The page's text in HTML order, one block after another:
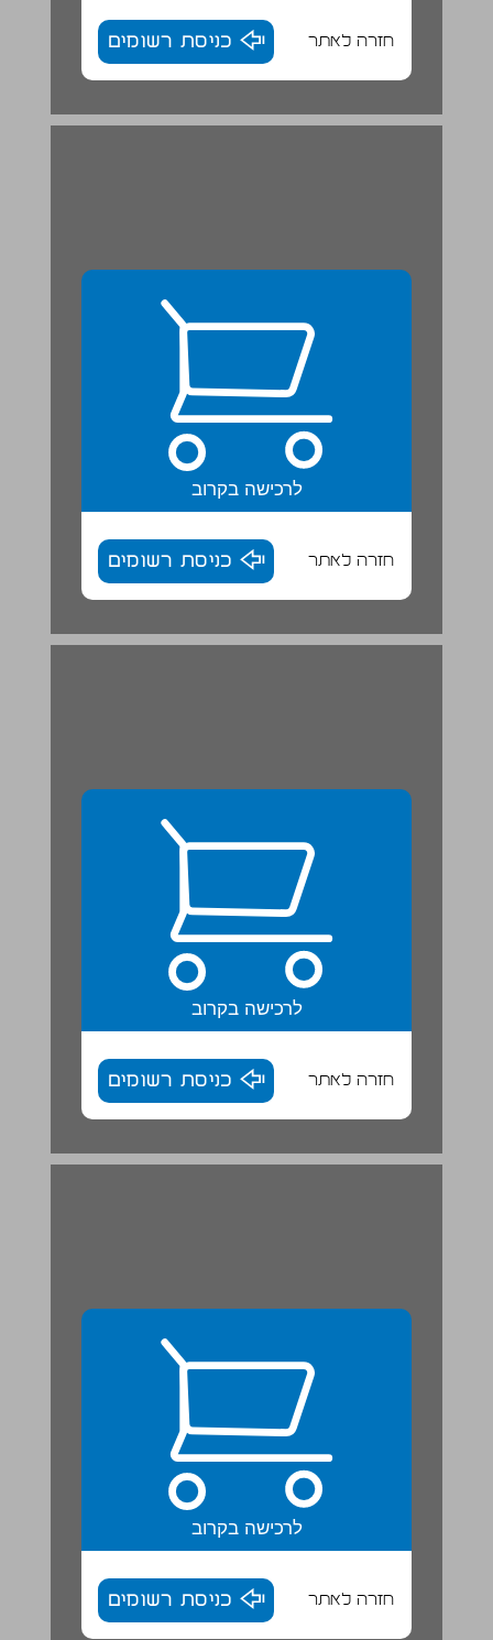
חזרה לאתר כניסת רשומים
לרכישה בקרוב
חזרה לאתר כניסת רשומים
אוצר מילים ... 24
לרכישה בקרוב
חזרה לאתר כניסת רשומים
לרכישה בקרוב
חזרה לאתר כניסת רשומים